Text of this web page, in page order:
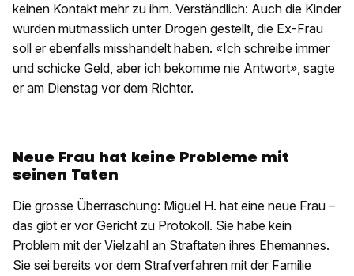
keinen Kontakt mehr zu ihm. Verständlich: Auch die Kinder
wurden mutmasslich unter Drogen gestellt, die Ex-Frau
soll er ebenfalls misshandelt haben. «Ich schreibe immer
und schicke Geld, aber ich bekomme nie Antwort», sagte
er am Dienstag vor dem Richter.
Neue Frau hat keine Probleme mit
seinen Taten
Die grosse Überraschung: Miguel H. hat eine neue Frau –
das gibt er vor Gericht zu Protokoll. Sie habe kein
Problem mit der Vielzahl an Straftaten ihres Ehemannes.
Sie sei bereits vor dem Strafverfahren mit der Familie